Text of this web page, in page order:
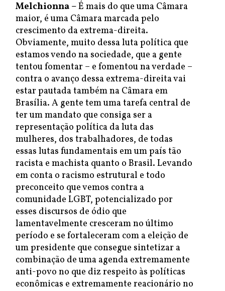
Melchionna –É mais do que uma Câmara
maior, é uma Câmara marcada pelo
crescimento da extrema-direita.
Obviamente, muito dessa luta política que
estamos vendo na sociedade, que a gente
tentou fomentar – e fomentou na verdade –
contra o avanço dessa extrema-direita vai
estar pautada também na Câmara em
Brasília. A gente tem uma tarefa central de
ter um mandato que consiga ser a
representação política da luta das
mulheres, dos trabalhadores, de todas
essas lutas fundamentais em um país tão
racista e machista quanto o Brasil. Levando
em conta o racismo estrutural e todo
preconceito que vemos contra a
comunidade LGBT, potencializado por
esses discursos de ódio que
lamentavelmente cresceram no último
período e se fortaleceram com a eleição de
um presidente que consegue sintetizar a
combinação de uma agenda extremamente
anti-povo no que diz respeito às políticas
econômicas e extremamente reacionário no